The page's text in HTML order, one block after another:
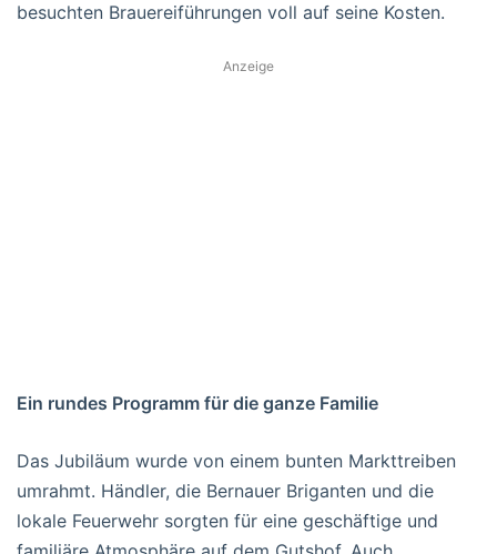
besuchten Brauereiführungen voll auf seine Kosten.
Anzeige
Ein rundes Programm für die ganze Familie
Das Jubiläum wurde von einem bunten Markttreiben
umrahmt. Händler, die Bernauer Briganten und die
lokale Feuerwehr sorgten für eine geschäftige und